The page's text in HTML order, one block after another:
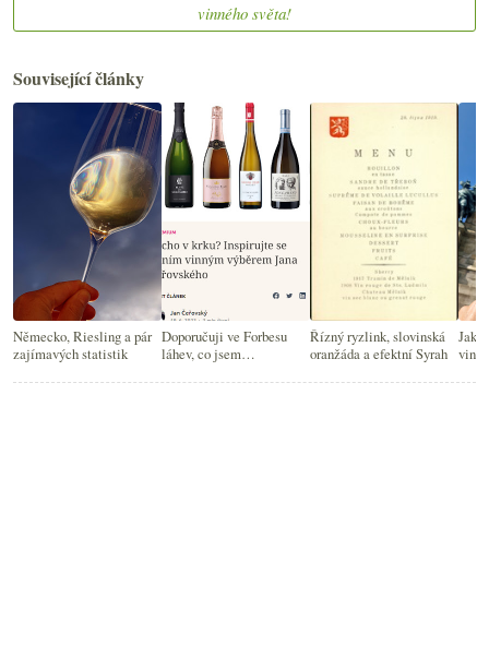
vinného světa!
Související články
Německo, Riesling a pár
zajímavých statistik
Doporučuji ve Forbesu
láhev, co jsem
naceněných letních vín
Řízný ryzlink, slovinská
oranžáda a efektní Syrah
Jak